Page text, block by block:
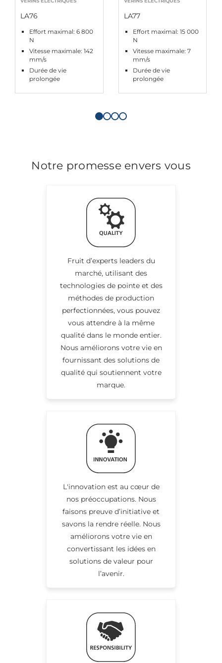
LA76
Effort maximal: 6 800
N
Vitesse maximale: 142
mm/s
Durée de vie
prolongée
LA77
Effort maximal: 15 000
N
Vitesse maximale: 7
mm/s
Durée de vie
prolongée
Notre promesse envers vous
Fruit d’experts leaders du
marché, utilisant des
technologies de pointe et des
méthodes de production
perfectionnées, vous pouvez
vous attendre à la même
qualité dans le monde entier.
Nous améliorons votre vie en
fournissant des solutions de
qualité qui soutiennent votre
marque.
L'innovation est au cœur de
nos préoccupations. Nous
faisons preuve d’initiative et
savons la rendre réelle. Nous
améliorons votre vie en
convertissant les idées en
solutions de valeur pour
l’avenir.